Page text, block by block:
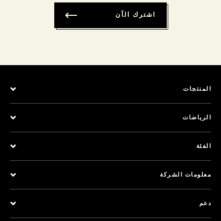
اشترك الآن
المنتجات
الرياضات
الفئة
معلومات الشركة
دعم